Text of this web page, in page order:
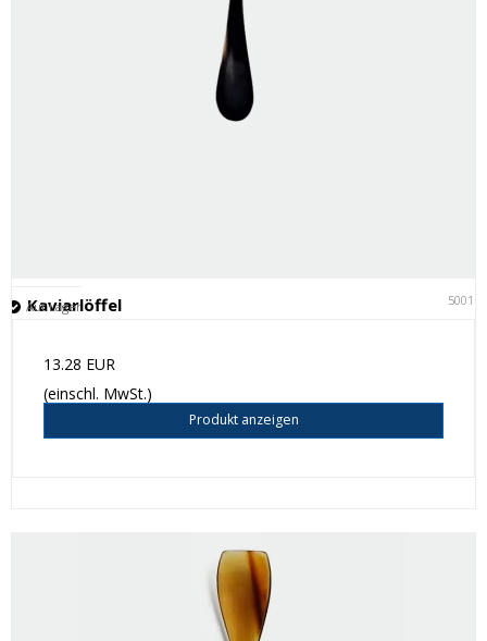
Kaviarlöffel 50011
Auf Lager
13.28 EUR
(einschl. MwSt.)
Produkt anzeigen